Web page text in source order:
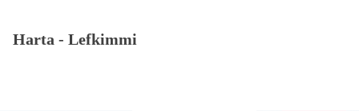
Harta - Lefkimmi